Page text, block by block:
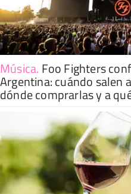
Música. Foo Fighters
Argentina: cuándo salen
dónde comprarlas y a